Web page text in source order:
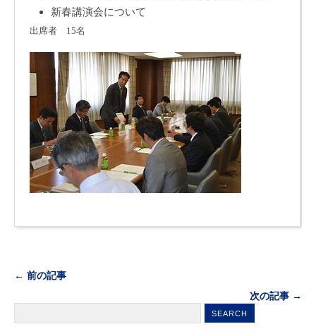
新春講演会について
出席者 15名
← 前の記事
次の記事 →